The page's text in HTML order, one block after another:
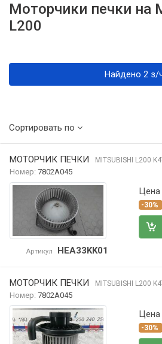
Моторчики печки на
L200
Найдено 2
Сортировать по
МОТОРЧИК ПЕЧКИ MITSUBISHI L200
Номер: 7802A045
Артикул HEA33KK01
Цена
-30%
МОТОРЧИК ПЕЧКИ MITSUBISHI L200
Номер: 7802A045
Цена
-30%